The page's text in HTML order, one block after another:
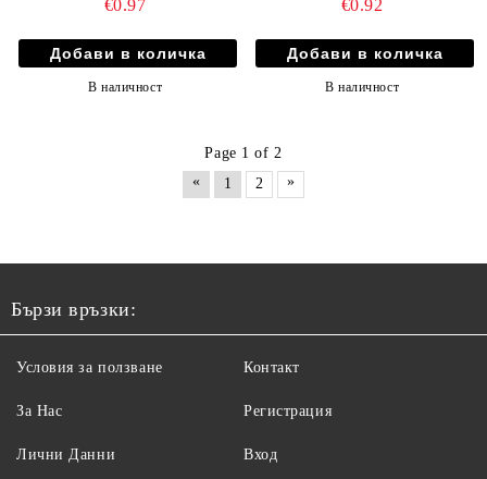
€0.97
В наличност
€0.92
В наличност
Page 1 of 2
«
1 2 »
Бързи връзки:
Условия за ползване
За Нас
Лични Данни
Контакт
Регистрация
Вход